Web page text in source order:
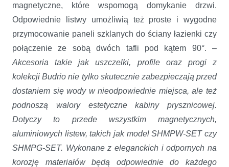
magnetyczne, które wspomogą domykanie drzwi.
Odpowiednie listwy umożliwią też proste i wygodne
przymocowanie paneli szklanych do ściany łazienki czy
połączenie ze sobą dwóch tafli pod kątem 90°. –
Akcesoria takie jak uszczelki, profile oraz progi z
kolekcji Budrio nie tylko skutecznie zabezpieczają przed
dostaniem się wody w nieodpowiednie miejsca, ale też
podnoszą walory estetyczne kabiny prysznicowej.
Dotyczy to przede wszystkim magnetycznych,
aluminiowych listew, takich jak model SHMPW-SET czy
SHMPG-SET. Wykonanez eleganckich i odpornych na
korozję materiałów będą odpowiednie do każdego